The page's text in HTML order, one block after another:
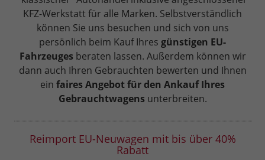
KFZ-Werkstatt für alle Marken. Selbstverständlich
können Sie uns besuchen und sich von uns
persönlich beim Kauf Ihres günstigen EU-
Fahrzeuges beraten lassen. Außerdem können wir
dann auch Ihren Gebrauchten bewerten und Ihnen
ein faires Angebot für den Ankauf Ihres
Gebrauchtwagens unterbreiten.
Reimport EU-Neuwagen mit bis über 40%
Rabatt